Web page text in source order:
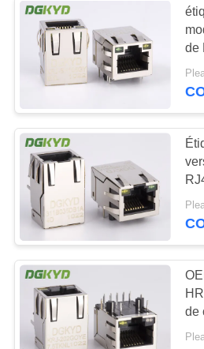
RJ45 avec
RJ45 SMD
de
x
de
de